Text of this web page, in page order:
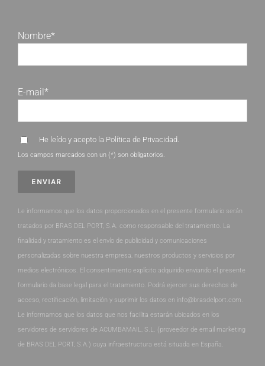
Nombre*
E-mail*
He leído y acepto la Política de Privacidad.
Los campos marcados con un (*) son obligatorios.
Le informamos que los datos proporcionados en el presente formulario serán
tratados por BRAS DEL PORT, S.A. como responsable del tratamiento. La
finalidad y tratamiento es el envío de publicidad y comunicaciones
personalizadas sobre nuestra empresa, nuestros productos y servicios por
medios electrónicos. El consentimiento explícito adquirido enviando el presente
formulario da base legal para el tratamiento. Podrá ejercer sus derechos de
acceso, rectificación, limitación y suprimir los datos en info@brasdelport.com.
Le informamos que los datos que nos facilita estarán ubicados en los
servidores de servidores de ACUMBAMAIL, S.L. (proveedor de email marketing
de BRAS DEL PORT, S.A.) cuya infraestructura está situada en España.